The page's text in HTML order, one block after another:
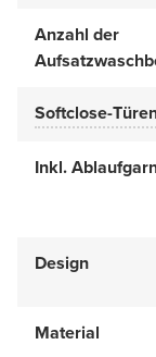
Anzahl der
Softclose-
Inkl.
Design
Material